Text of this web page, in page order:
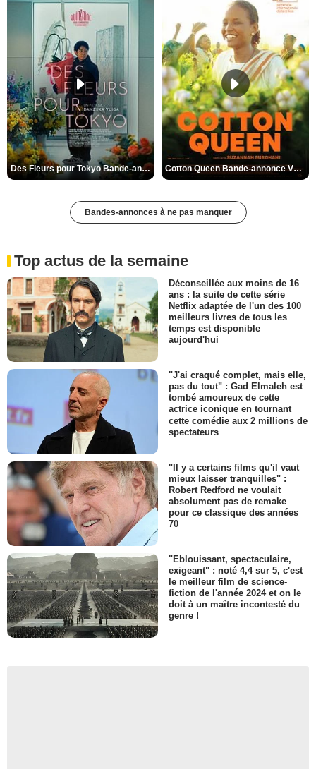
Des Fleurs pour Tokyo Bande-annonce VO STFR Cotton Queen Bande-annonce VO STFR
Bandes-annonces à ne pas manquer
Top actus de la semaine
Déconseillée aux moins de 16
ans : la suite de cette série
Netflix adaptée de l'un des 100
meilleurs livres de tous les
temps est disponible
aujourd'hui
"J'ai craqué complet, mais elle,
pas du tout" : Gad Elmaleh est
tombé amoureux de cette
actrice iconique en tournant
cette comédie aux 2 millions de
spectateurs
"Il y a certains films qu'il vaut
mieux laisser tranquilles" :
Robert Redford ne voulait
absolument pas de remake
pour ce classique des années
70
"Eblouissant, spectaculaire,
exigeant" : noté 4,4 sur 5, c'est
le meilleur film de science-
fiction de l'année 2024 et on le
doit à un maître incontesté du
genre !